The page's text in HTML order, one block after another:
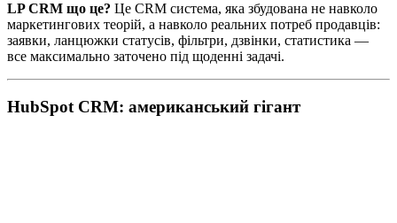
LP CRM що це? Це CRM система, яка збудована не навколо
маркетингових теорій, а навколо реальних потреб продавців:
заявки, ланцюжки статусів, фільтри, дзвінки, статистика —
все максимально заточено під щоденні задачі.
HubSpot CRM: американський гігант